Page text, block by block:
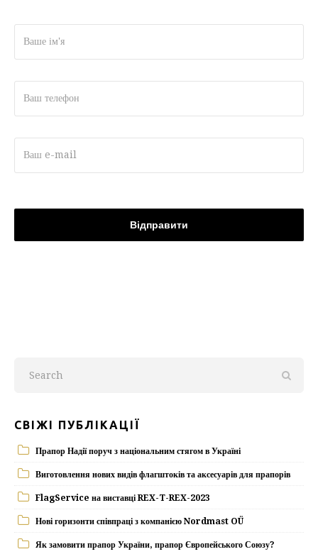
СВІЖІ ПУБЛІКАЦІЇ
Прапор Надії поруч з національним стягом в Україні
Виготовлення нових видів флагштоків та аксесуарів для прапорів
FlagService на виставці REX-T-REX-2023
Нові горизонти співпраці з компанією Nordmast OÜ
Як замовити прапор України, прапор Європейського Союзу?